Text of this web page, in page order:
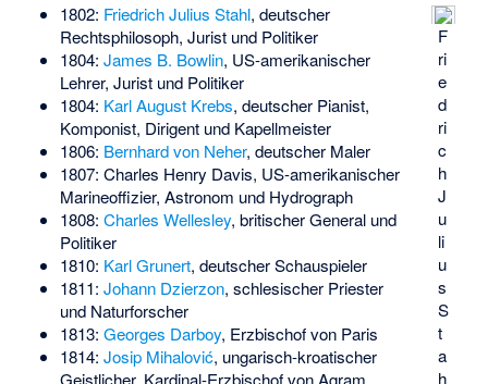
F
ri
e
d
ri
c
h
J
u
li
u
s
S
t
a
h
1802: Friedrich Julius Stahl, deutscher
Rechtsphilosoph, Jurist und Politiker
1804: James B. Bowlin, US-amerikanischer
Lehrer, Jurist und Politiker
1804: Karl August Krebs, deutscher Pianist,
Komponist, Dirigent und Kapellmeister
1806: Bernhard von Neher, deutscher Maler
1807: Charles Henry Davis, US-amerikanischer
Marineoffizier, Astronom und Hydrograph
1808: Charles Wellesley, britischer General und
Politiker
1810: Karl Grunert, deutscher Schauspieler
1811: Johann Dzierzon, schlesischer Priester
und Naturforscher
1813: Georges Darboy, Erzbischof von Paris
1814: Josip Mihalović, ungarisch-kroatischer
Geistlicher, Kardinal-Erzbischof von Agram